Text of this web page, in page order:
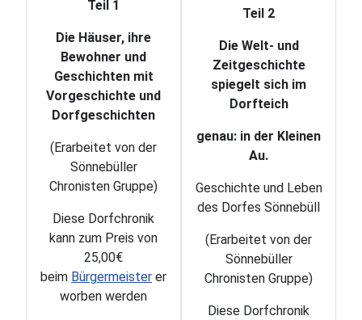
Teil 1
Die Häuser, ihre
Bewohner und
Geschichten mit
Vorgeschichte und
Dorfgeschichten
(Erarbeitet von der
Sönnebüller
Chronisten Gruppe)
Diese Dorfchronik
kann zum Preis von
25,00€
beim Bürgermeister er
worben werden
Teil 2
Die Welt- und
Zeitgeschichte
spiegelt sich im
Dorfteich
genau: in der Kleinen
Au.
Geschichte und Leben
des Dorfes Sönnebüll
(Erarbeitet von der
Sönnebüller
Chronisten Gruppe)
Diese Dorfchronik